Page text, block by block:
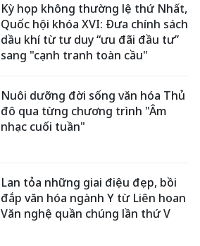
Kỳ họp không thường lệ thứ Nhất,
Quốc hội khóa XVI: Đưa chính sách
dầu khí từ tư duy “ưu đãi đầu tư”
sang "cạnh tranh toàn cầu"
Nuôi dưỡng đời sống văn hóa Thủ
đô qua từng chương trình "Âm
nhạc cuối tuần"
Lan tỏa những giai điệu đẹp, bồi
đắp văn hóa ngành Y từ Liên hoan
Văn nghệ quần chúng lần thứ V